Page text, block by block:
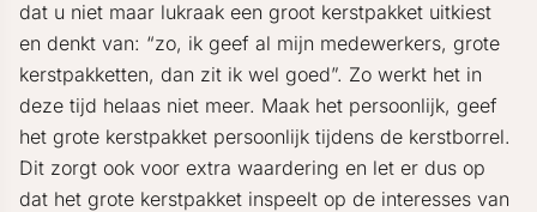
dat u niet maar lukraak een groot kerstpakket uitkiest
en denkt van: “zo, ik geef al mijn medewerkers, grote
kerstpakketten, dan zit ik wel goed”. Zo werkt het in
deze tijd helaas niet meer. Maak het persoonlijk, geef
het grote kerstpakket persoonlijk tijdens de kerstborrel.
Dit zorgt ook voor extra waardering en let er dus op
dat het grote kerstpakket inspeelt op de interesses van